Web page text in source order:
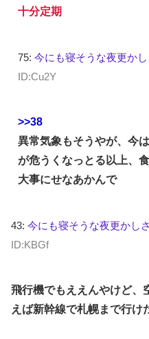
十分定期
75: 今にも寝そうな夜更か
ID:Cu2Y
>>38
異常気象もそうやが、今
が危うくなっとる以上、
大事にせなあかんで
43: 今にも寝そうな夜更かし
ID:KBGf
飛行機でもええんやけど、
えば新幹線で札幌まで行け